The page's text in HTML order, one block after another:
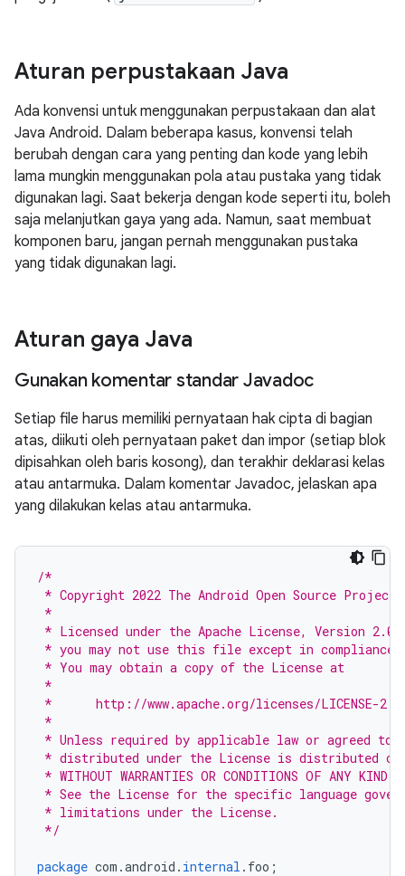
Aturan perpustakaan Java
Ada konvensi untuk menggunakan perpustakaan dan alat
Java Android. Dalam beberapa kasus, konvensi telah
berubah dengan cara yang penting dan kode yang lebih
lama mungkin menggunakan pola atau pustaka yang tidak
digunakan lagi. Saat bekerja dengan kode seperti itu, boleh
saja melanjutkan gaya yang ada. Namun, saat membuat
komponen baru, jangan pernah menggunakan pustaka
yang tidak digunakan lagi.
Aturan gaya Java
Gunakan komentar standar Javadoc
Setiap file harus memiliki pernyataan hak cipta di bagian
atas, diikuti oleh pernyataan paket dan impor (setiap blok
dipisahkan oleh baris kosong), dan terakhir deklarasi kelas
atau antarmuka. Dalam komentar Javadoc, jelaskan apa
yang dilakukan kelas atau antarmuka.
/*
* Copyright 2022 The Android Open Source Project
*
* Licensed under the Apache License, Version
* you may not use this file except in compliance
* You may obtain a copy of the License at
*
*      http://www.apache.org/licenses/LICENSE-2.0
*
* Unless required by applicable law or agreed
* distributed under the License is distributed on
* WITHOUT WARRANTIES OR CONDITIONS OF ANY
* See the License for the specific language
* limitations under the License.
*/
package com .android . internal . foo ;